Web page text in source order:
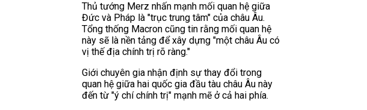
Thủ tướng Merz nhấn mạnh mối quan hệ giữa
Đức và Pháp là "trục trung tâm" của châu Âu.
Tổng thống Macron cũng tin rằng mối quan hệ
này sẽ là nền tảng để xây dựng "một châu Âu có
vị thế địa chính trị rõ ràng."
Giới chuyên gia nhận định sự thay đổi trong
quan hệ giữa hai quốc gia đầu tàu châu Âu này
đến từ "ý chí chính trị" mạnh mẽ ở cả hai phía.